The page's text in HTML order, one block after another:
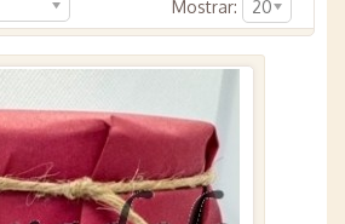
Mostrar: 20